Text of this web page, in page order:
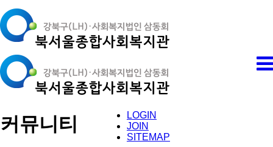
LOGIN
JOIN
SITEMAP
커뮤니티